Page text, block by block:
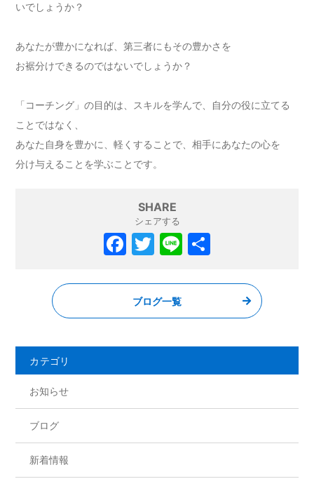
いでしょうか？
あなたが豊かになれば、第三者にもその豊かさを
お裾分けできるのではないでしょうか？
「コーチング」の目的は、スキルを学んで、自分の役に立てる
ことではなく、
あなた自身を豊かに、軽くすることで、相手にあなたの心を
分け与えることを学ぶことです。
SHARE
シェアする
F
c
e
o
o
k
T
itt
er
Li
e
ブログ一覧
カテゴリ
お知らせ
ブログ
新着情報